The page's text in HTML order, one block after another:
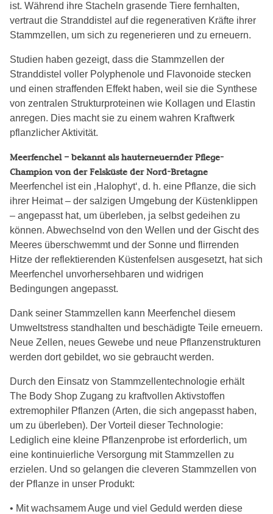
ist. Während ihre Stacheln grasende Tiere fernhalten,
vertraut die Stranddistel auf die regenerativen Kräfte ihrer
Stammzellen, um sich zu regenerieren und zu erneuern.
Studien haben gezeigt, dass die Stammzellen der
Stranddistel voller Polyphenole und Flavonoide stecken
und einen straffenden Effekt haben, weil sie die Synthese
von zentralen Strukturproteinen wie Kollagen und Elastin
anregen. Dies macht sie zu einem wahren Kraftwerk
pflanzlicher Aktivität.
Meerfenchel – bekannt als hauterneuernder Pflege-
Champion von der Felsküste der Nord-Bretagne
Meerfenchel ist ein ‚Halophyt‘, d. h. eine Pflanze, die sich
ihrer Heimat – der salzigen Umgebung der Küstenklippen
– angepasst hat, um überleben, ja selbst gedeihen zu
können. Abwechselnd von den Wellen und der Gischt des
Meeres überschwemmt und der Sonne und flirrenden
Hitze der reflektierenden Küstenfelsen ausgesetzt, hat sich
Meerfenchel unvorhersehbaren und widrigen
Bedingungen angepasst.
Dank seiner Stammzellen kann Meerfenchel diesem
Umweltstress standhalten und beschädigte Teile erneuern.
Neue Zellen, neues Gewebe und neue Pflanzenstrukturen
werden dort gebildet, wo sie gebraucht werden.
Durch den Einsatz von Stammzellentechnologie erhält
The Body Shop Zugang zu kraftvollen Aktivstoffen
extremophiler Pflanzen (Arten, die sich angepasst haben,
um zu überleben). Der Vorteil dieser Technologie:
Lediglich eine kleine Pflanzenprobe ist erforderlich, um
eine kontinuierliche Versorgung mit Stammzellen zu
erzielen. Und so gelangen die cleveren Stammzellen von
der Pflanze in unser Produkt:
• Mit wachsamem Auge und viel Geduld werden diese